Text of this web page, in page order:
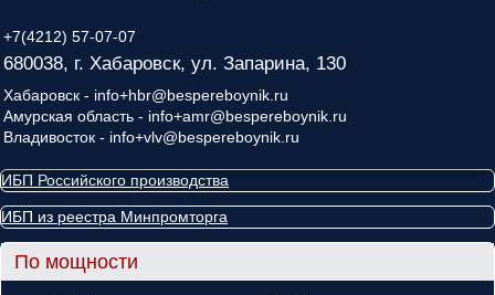
+7(4212) 57-07-07
680038, г. Хабаровск, ул. Запарина, 130
Хабаровск - info+hbr@bespereboynik.ru
Амурская область - info+amr@bespereboynik.ru
Владивосток - info+vlv@bespereboynik.ru
ИБП Российского производства
ИБП из реестра Минпромторга
По мощности